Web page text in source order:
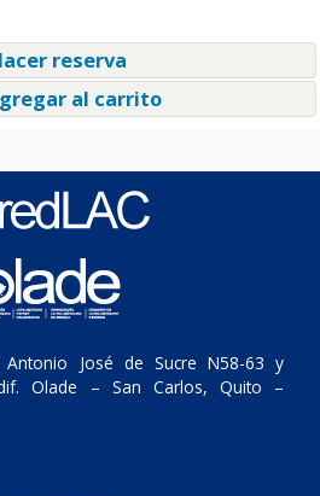
reserva
al carrito
Antonio José de Sucre N58-63 y
Olade – San Carlos, Quito –